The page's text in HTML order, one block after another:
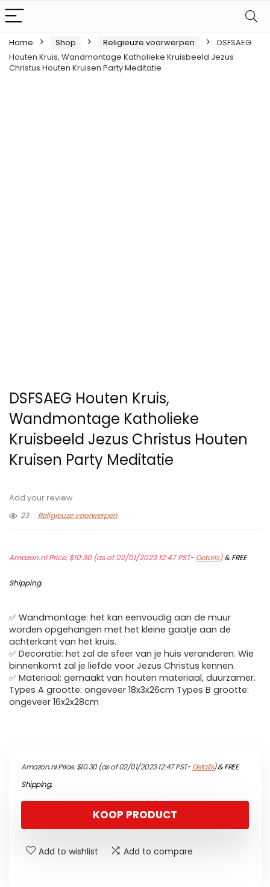
Home Shop Religieuze voorwerpen
DSFSAEG
Houten Kruis, Wandmontage Katholieke Kruisbeeld Jezus
Christus Houten Kruisen Party Meditatie
DSFSAEG Houten Kruis,
Wandmontage Katholieke
Kruisbeeld Jezus Christus Houten
Kruisen Party Meditatie
Add your review
23
Religieuze voorwerpen
Amazon.nl Price:$10.30(as of 02/01/2023 12:47 PST- Details)&FREE
Shipping.
✅ Wandmontage: het kan eenvoudig aan de muur
worden opgehangen met het kleine gaatje aan de
achterkant van het kruis.
✅ Decoratie: het zal de sfeer van je huis veranderen. Wie
binnenkomt zal je liefde voor Jezus Christus kennen.
✅ Materiaal: gemaakt van houten materiaal, duurzamer.
Types A grootte: ongeveer 18x3x26cm Types B grootte:
ongeveer 16x2x28cm
Amazon.nl Price:$10.30(as of 02/01/2023 12:47 PST-Details)&FREE
Shipping.
KOOP PRODUCT
Add to wishlist Add to compare